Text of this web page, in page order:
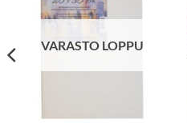
VARASTO LOPPU